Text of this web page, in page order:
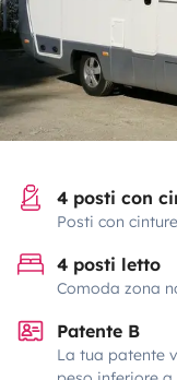
4 posti con
Posti con
4 posti letto
Comoda zona
Patente B
La tua patente